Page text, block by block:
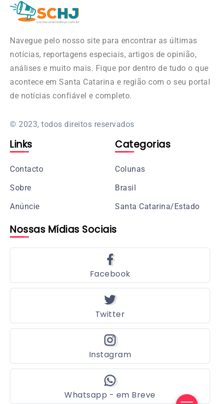
Navegue pelo nosso site para encontrar as últimas
notícias, reportagens especiais, artigos de opinião,
análises e muito mais. Fique por dentro de tudo o que
acontece em Santa Catarina e região com o seu portal
de notícias confiável e completo.
© 2023, todos direitos reservados
Links
Contacto
Sobre
Anúncie
Categorias
Colunas
Brasil
Santa Catarina/Estado
Nossas Mídias Sociais
Facebook
Twitter
Instagram
Whatsapp - em Breve